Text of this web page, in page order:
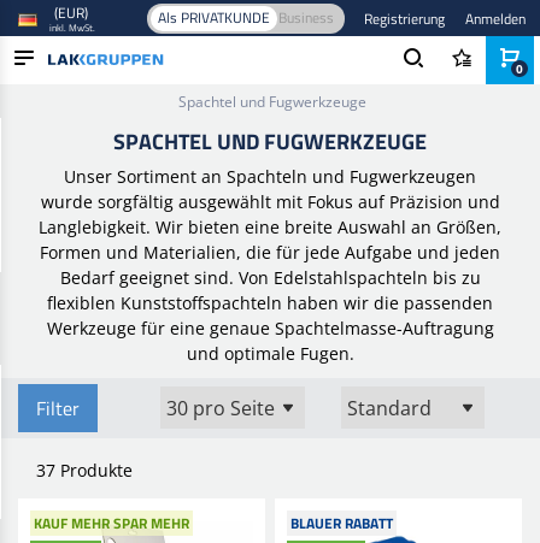
BRANCHEN
MARKEN
BLOG
NEUHEITEN
(EUR)
inkl. MwSt. Als PRIVATKUNDE Business Registrierung Anmelden
Spachtel und Fugwerkzeuge
SPACHTEL UND FUGWERKZEUGE
Unser Sortiment an Spachteln und Fugwerkzeugen
wurde sorgfältig ausgewählt mit Fokus auf Präzision und
Langlebigkeit. Wir bieten eine breite Auswahl an Größen,
Formen und Materialien, die für jede Aufgabe und jeden
Bedarf geeignet sind. Von Edelstahlspachteln bis zu
flexiblen Kunststoffspachteln haben wir die passenden
Werkzeuge für eine genaue Spachtelmasse-Auftragung
und optimale Fugen.
Filter
37 Produkte
KAUF MEHR SPAR MEHR BLAUER RABATT
0